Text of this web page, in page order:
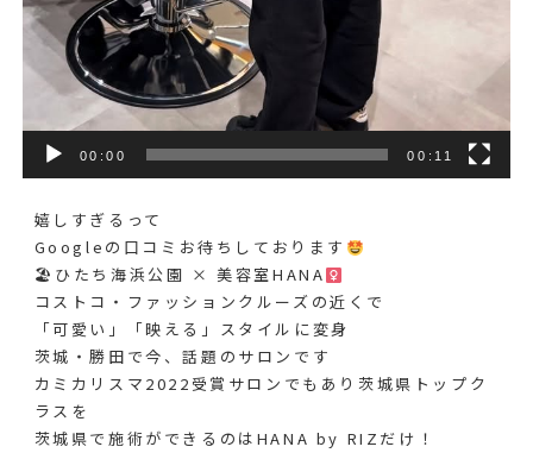
00:00 00:11
嬉しすぎるって
Googleの口コミお待ちしております
🏖ひたち海浜公園 × 美容室HANA‍
コストコ・ファッションクルーズの近くで
「可愛い」「映える」スタイルに変身
茨城・勝田で今、話題のサロンです
カミカリスマ2022受賞サロンでもあり茨城県トップク
ラスを
茨城県で施術ができるのはHANA by RIZだけ！